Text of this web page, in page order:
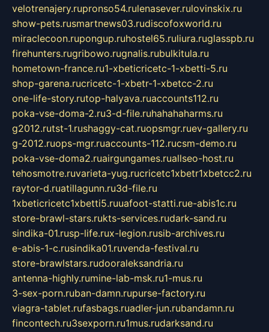
velotrenajery.rupronso54.rulenasever.rulovinskix.ru
show-pets.rusmartnews03.rudiscofoxworld.ru
miraclecoon.rupongup.ruhostel65.ruliura.ruglasspb.ru
firehunters.rugribowo.rugnalis.rubulkitula.ru
hometown-france.ru1-xbeticricetc-1-xbetti-5.ru
shop-garena.rucricetc-1-xbetr-1-xbetcc-2.ru
one-life-story.rutop-halyava.ruaccounts112.ru
poka-vse-doma-2.ru3-d-file.ruhahahaharms.ru
g2012.rutst-1.rushaggy-cat.ruopsmgr.ruev-gallery.ru
g-2012.ruops-mgr.ruaccounts-112.rucsm-demo.ru
poka-vse-doma2.ruairgungames.ruallseo-host.ru
tehosmotre.ruvarieta-yug.rucricetc1xbetr1xbetcc2.ru
raytor-d.ruatillagunn.ru3d-file.ru
1xbeticricetc1xbetti5.ruuafoot-statti.rue-abis1c.ru
store-brawl-stars.rukts-services.rudark-sand.ru
sindika-01.rusp-life.rux-legion.rusib-archives.ru
e-abis-1-c.rusindika01.ruvenda-festival.ru
store-brawlstars.rudooraleksandria.ru
antenna-highly.rumine-lab-msk.ru1-mus.ru
3-sex-porn.ruban-damn.rupurse-factory.ru
viagra-tablet.rufasbags.ruadler-jun.rubandamn.ru
fincontech.ru3sexporn.ru1mus.rudarksand.ru